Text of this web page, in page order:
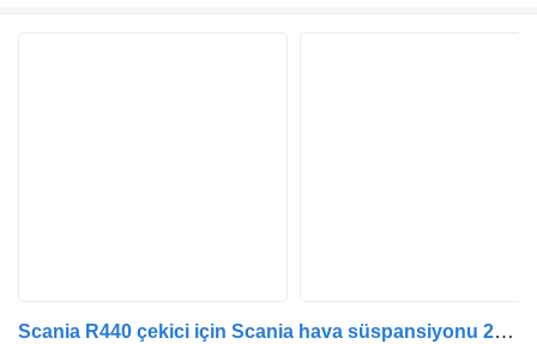
Scania R440 çekici için Scania hava süspansiyonu 2729173 süspansiyon körüğü